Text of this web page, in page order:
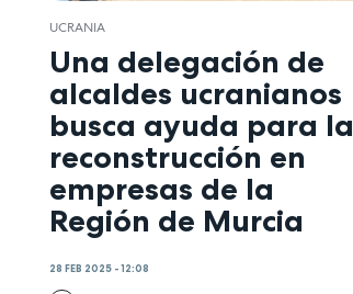
UCRANIA
Una delegación de
alcaldes ucranianos
busca ayuda para la
reconstrucción en
empresas de la
Región de Murcia
28 FEB 2025 - 12:08